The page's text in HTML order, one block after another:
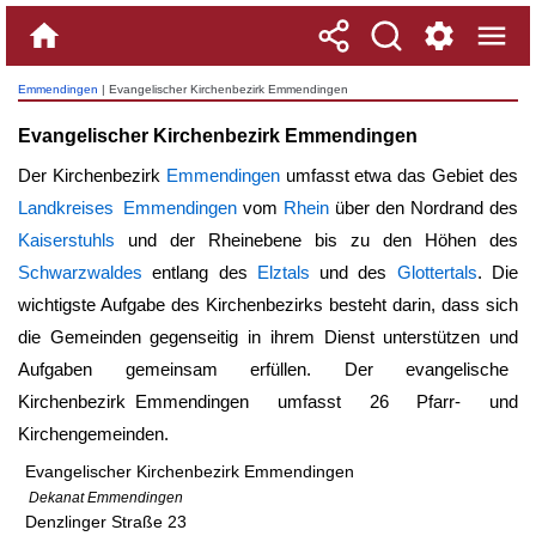
Emmendingen | Evangelischer Kirchenbezirk Emmendingen
Evangelischer Kirchenbezirk Emmendingen
Der Kirchenbezirk Emmendingenumfasst etwa das Gebiet des
Landkreises Emmendingen vom Rhein über den Nordrand des
Kaiserstuhls und der Rheinebene bis zu den Höhen des
Schwarzwaldes entlang des Elztals und des Glottertals. Die
wichtigste Aufgabe des Kirchenbezirks besteht darin, dass sich
die Gemeinden gegenseitig in ihrem Dienst unterstützen und
Aufgaben gemeinsam erfüllen. Der evangelische
Kirchenbezirk Emmendingen umfasst 26 Pfarr- und
Kirchengemeinden.
Evangelischer Kirchenbezirk Emmendingen
Dekanat Emmendingen
Denzlinger Straße 23